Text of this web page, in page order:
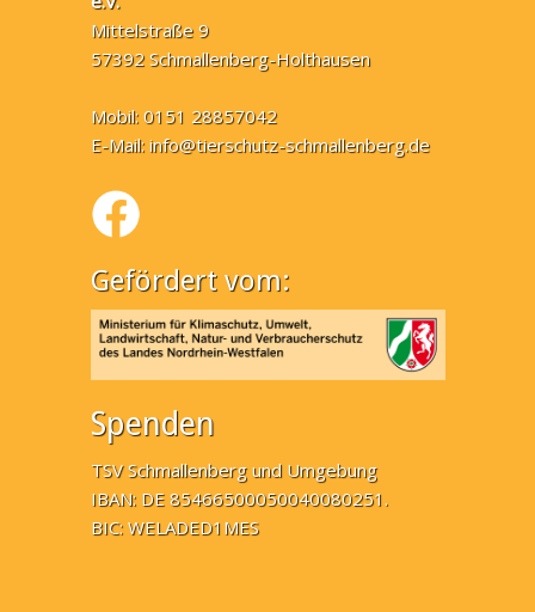
Mittelstraße 9
57392 Schmallenberg-Holthausen
Mobil: 0151 28857042
E-Mail:info@tierschutz-schmallenberg.de
Gefördert vom:
Spenden
TSV Schmallenberg und Umgebung
IBAN: DE 85466500050040080251.
BIC: WELADED1MES